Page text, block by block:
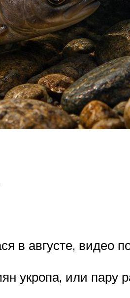
в августе, видео
укропа, или пару